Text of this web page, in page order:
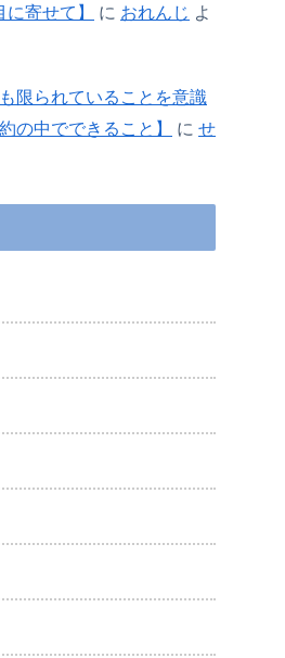
に寄せて】
に おれんじ よ
限られていることを意識
の中でできること】
に せ